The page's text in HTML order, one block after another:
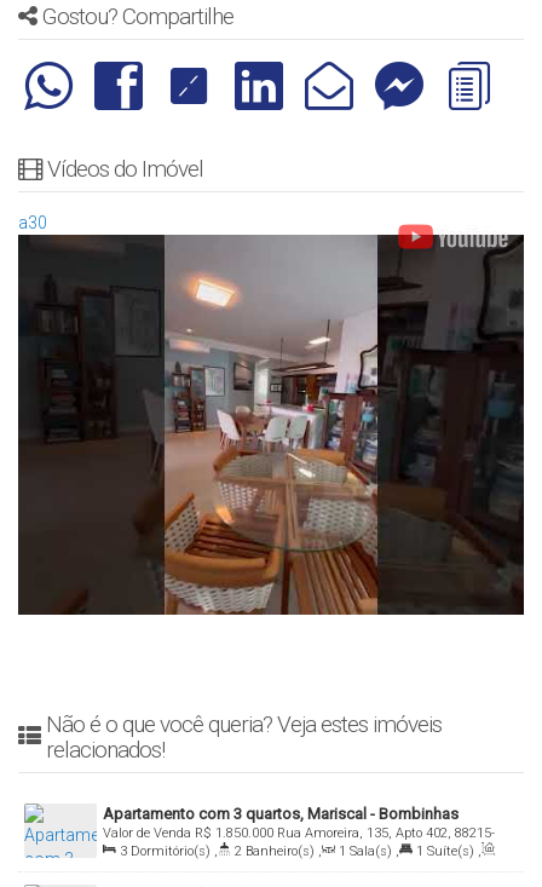
Gostou? Compartilhe
Vídeos do Imóvel
a30
Não é o que você queria? Veja estes imóveis
relacionados!
Apartamento com 3 quartos, Mariscal - Bombinhas
R$ 1.850.000
Valor de Venda
Rua Amoreira, 135, Apto 402, 88215-
000, Mariscal, Bombinhas, Santa Catarina, Brasil
3 Dormitório(s) , 2 Banheiro(s) , 1 Sala(s) , 1 Suíte(s) ,
Total: 100.00m² , 1 Vaga(s)